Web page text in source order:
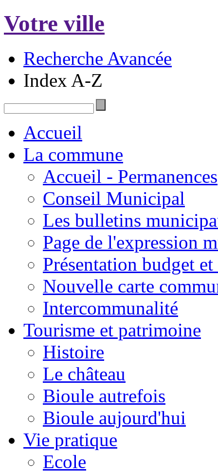
Votre ville
Recherche Avancée
Index A-Z
Accueil
La commune
Accueil - Permanences
Conseil Municipal
Les bulletins
Page de l'expression
Présentation budget
Nouvelle carte
Intercommunalité
Tourisme et patrimoine
Histoire
Le château
Bioule autrefois
Bioule aujourd'hui
Vie pratique
Ecole